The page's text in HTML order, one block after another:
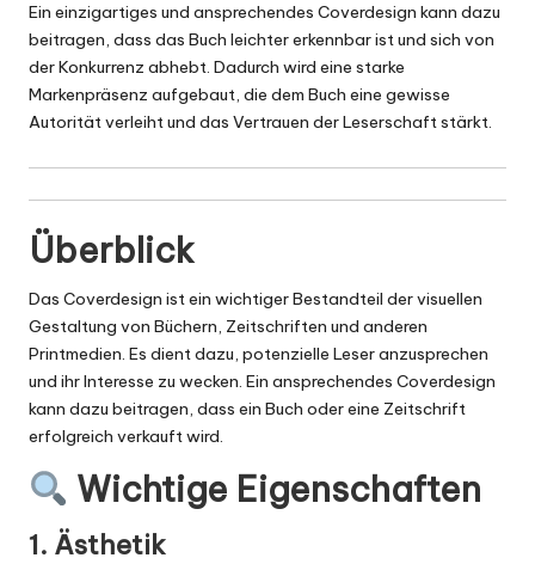
Ein einzigartiges und ansprechendes Coverdesign kann dazu
beitragen, dass das Buch leichter erkennbar ist und sich von
der Konkurrenz abhebt. Dadurch wird eine starke
Markenpräsenz aufgebaut, die dem Buch eine gewisse
Autorität verleiht und das Vertrauen der Leserschaft stärkt.
Überblick
Das Coverdesign ist ein wichtiger Bestandteil der visuellen
Gestaltung von Büchern, Zeitschriften und anderen
Printmedien. Es dient dazu, potenzielle Leser anzusprechen
und ihr Interesse zu wecken. Ein ansprechendes Coverdesign
kann dazu beitragen, dass ein Buch oder eine Zeitschrift
erfolgreich verkauft wird.
Wichtige Eigenschaften
1. Ästhetik